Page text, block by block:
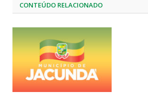
CONTEÚDO RELACIONADO